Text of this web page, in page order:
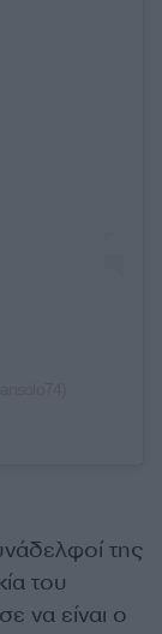
της
του
να είναι ο